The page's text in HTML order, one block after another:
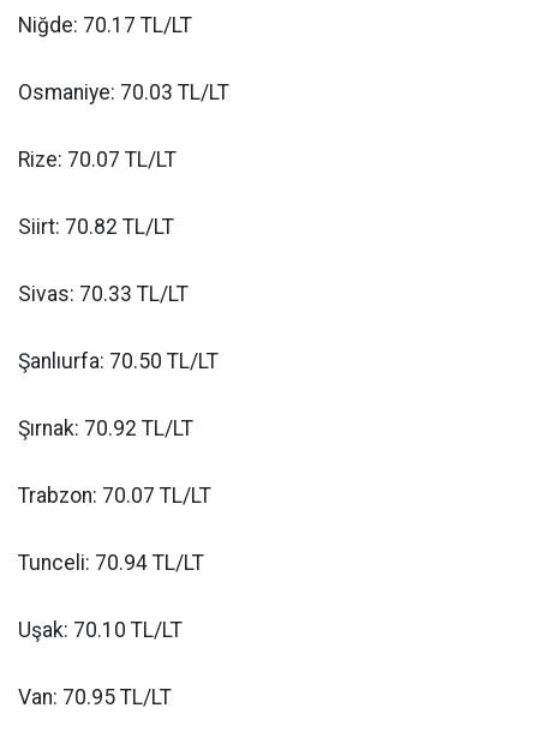
Niğde: 70.17 TL/LT
Osmaniye: 70.03 TL/LT
Rize: 70.07 TL/LT
Siirt: 70.82 TL/LT
Sivas: 70.33 TL/LT
Şanlıurfa: 70.50 TL/LT
Şırnak: 70.92 TL/LT
Trabzon: 70.07 TL/LT
Tunceli: 70.94 TL/LT
Uşak: 70.10 TL/LT
Van: 70.95 TL/LT